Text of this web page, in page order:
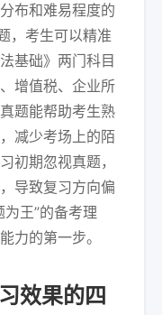
布和难易程度的
，考生可以精准
基础》两门科目
增值税、企业所
题能帮助考生熟
减少考场上的陌
初期忽视真题，
导致复习方向偏
王”的备考理
力的第一步。
效果的四